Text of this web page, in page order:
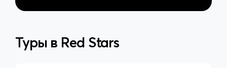
Туры в Red Stars